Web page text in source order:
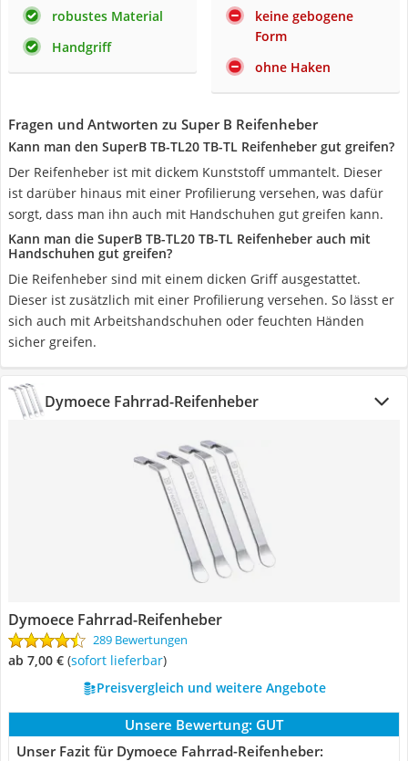
robustes Material
Handgriff
keine gebogene
Form
ohne Haken
Fragen und Antworten zu Super B Reifenheber
Kann man den SuperB TB-TL20 TB-TL Reifenheber gut greifen?
Der Reifenheber ist mit dickem Kunststoff ummantelt. Dieser
ist darüber hinaus mit einer Profilierung versehen, was dafür
sorgt, dass man ihn auch mit Handschuhen gut greifen kann.
Kann man die SuperB TB-TL20 TB-TL Reifenheber auch mit
Handschuhen gut greifen?
Die Reifenheber sind mit einem dicken Griff ausgestattet.
Dieser ist zusätzlich mit einer Profilierung versehen. So lässt er
sich auch mit Arbeitshandschuhen oder feuchten Händen
sicher greifen.
Dymoece Fahrrad-Reifenheber
Dymoece Fahrrad-Reifenheber
289 Bewertungen
ab 7,00 € ( Sofort lieferbar)
Preisvergleich und weitere Angebote
Unsere Bewertung: GUT
Unser Fazit für Dymoece Fahrrad-Reifenheber: